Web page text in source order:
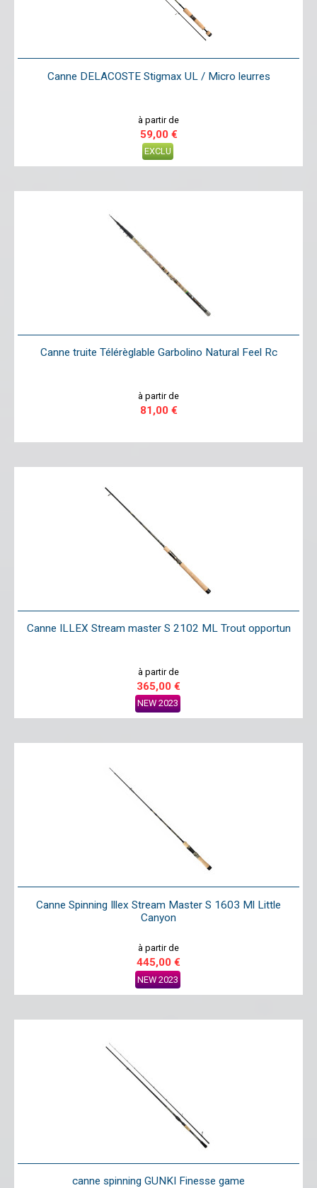
Canne DELACOSTE Stigmax UL / Micro leurres
à partir de
59,00 €
EXCLU
Canne truite Télérèglable Garbolino Natural Feel Rc
à partir de
81,00 €
Canne ILLEX Stream master S 2102 ML Trout opportun
à partir de
365,00 €
NEW 2023
Canne Spinning Illex Stream Master S 1603 Ml Little
Canyon
à partir de
445,00 €
NEW 2023
canne spinning GUNKI Finesse game